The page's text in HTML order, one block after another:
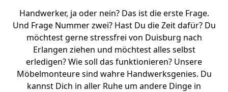
Handwerker, ja oder nein? Das ist die erste Frage.
Und Frage Nummer zwei? Hast Du die Zeit dafür? Du
möchtest gerne stressfrei von Duisburg nach
Erlangen ziehen und möchtest alles selbst
erledigen? Wie soll das funktionieren? Unsere
Möbelmonteure sind wahre Handwerksgenies. Du
kannst Dich in aller Ruhe um andere Dinge in